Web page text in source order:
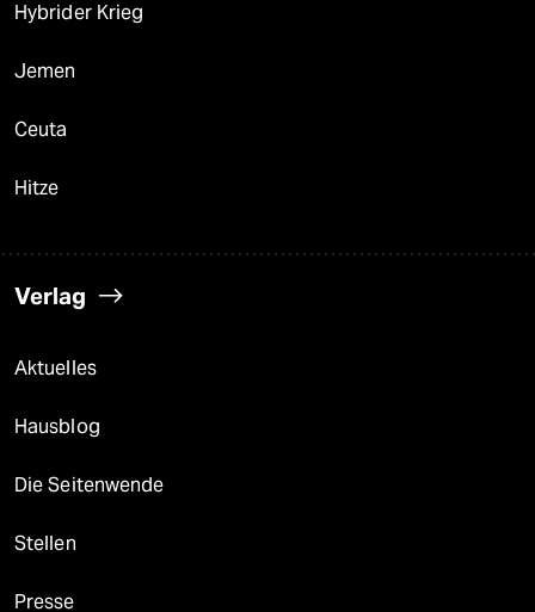
Hybrider Krieg
Jemen
Ceuta
Hitze
Verlag
Aktuelles
Hausblog
Die Seitenwende
Stellen
Presse